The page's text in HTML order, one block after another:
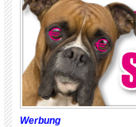
Werbung